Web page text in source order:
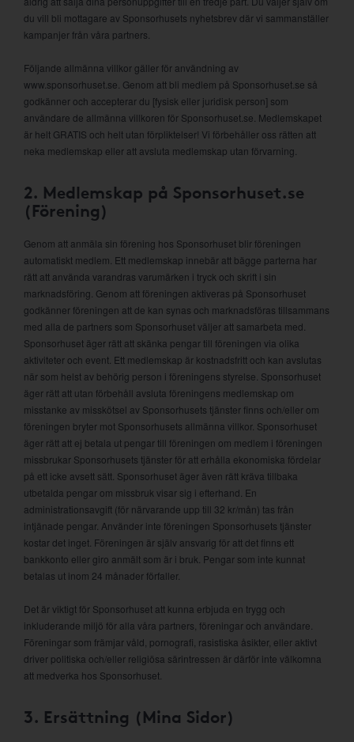
du vill bli mottagare av Sponsorhusets nyhetsbrev där vi sammanställer
kampanjer från våra partners.
Följande allmänna villkor gäller för användning av
www.sponsorhuset.se. Genom att bli medlem på Sponsorhuset.se så
godkänner och accepterar du [fysisk eller juridisk person] som
användare de allmänna villkoren för Sponsorhuset.se. Medlemskapet
är helt GRATIS och helt utan förpliktelser! Vi förbehåller oss rätten att
neka medlemskap eller att avsluta medlemskap utan förvarning.
2. Medlemskap på Sponsorhuset.se
(Förening)
Genom att anmäla sin förening hos Sponsorhuset blir föreningen
automatiskt medlem. Ett medlemskap innebär att bägge parterna har
rätt att använda varandras varumärken i tryck och skrift i sin
marknadsföring. Genom att föreningen aktiveras på Sponsorhuset
godkänner föreningen att de kan synas och marknadsföras tillsammans
med alla de partners som Sponsorhuset väljer att samarbeta med.
Sponsorhuset äger rätt att skänka pengar till föreningen via olika
aktiviteter och event. Ett medlemskap är kostnadsfritt och kan avslutas
när som helst av behörig person i föreningens styrelse. Sponsorhuset
äger rätt att utan förbehåll avsluta föreningens medlemskap om
misstanke av misskötsel av Sponsorhusets tjänster finns och/eller om
föreningen bryter mot Sponsorhusets allmänna villkor. Sponsorhuset
äger rätt att ej betala ut pengar till föreningen om medlem i föreningen
missbrukar Sponsorhusets tjänster för att erhålla ekonomiska fördelar
på ett icke avsett sätt. Sponsorhuset äger även rätt kräva tillbaka
utbetalda pengar om missbruk visar sig i efterhand. En
administrationsavgift (för närvarande upp till 32 kr/mån) tas från
intjänade pengar. Använder inte föreningen Sponsorhusets tjänster
kostar det inget. Föreningen är själv ansvarig för att det finns ett
bankkonto eller giro anmält som är i bruk. Pengar som inte kunnat
betalas ut inom 24 månader förfaller.
Det är viktigt för Sponsorhuset att kunna erbjuda en trygg och
inkluderande miljö för alla våra partners, föreningar och användare.
Föreningar som främjar våld, pornografi, rasistiska åsikter, eller aktivt
driver politiska och/eller religiösa särintressen är därför inte välkomna
att medverka hos Sponsorhuset.
3. Ersättning (Mina Sidor)